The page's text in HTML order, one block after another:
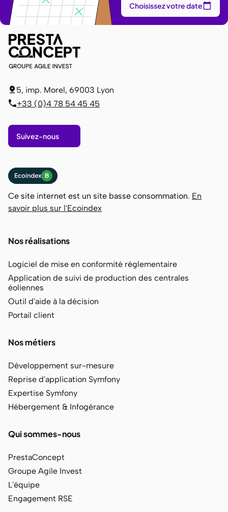
Choisissez votre date
5, imp. Morel, 69003 Lyon
+33 (0)4 78 54 45 45
Suivez-nous
Ecoindex B
Ce site internet est un site basse consommation. En
savoir plus sur l'Ecoindex
Nos réalisations
Logiciel de mise en conformité réglementaire
Application de suivi de production des centrales
éoliennes
Outil d'aide à la décision
Portail client
Nos métiers
Développement sur-mesure
Reprise d'application Symfony
Expertise Symfony
Hébergement & Infogérance
Qui sommes-nous
PrestaConcept
Groupe Agile Invest
L'équipe
Engagement RSE